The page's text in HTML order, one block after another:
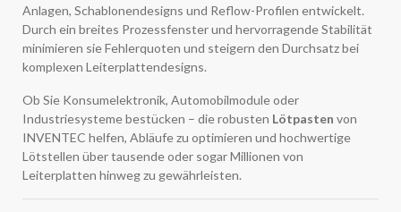
Anlagen, Schablonendesigns und Reflow-Profilen entwickelt.
Durch ein breites Prozessfenster und hervorragende Stabilität
minimieren sie Fehlerquoten und steigern den Durchsatz bei
komplexen Leiterplattendesigns.
Ob Sie Konsumelektronik, Automobilmodule oder
Industriesysteme bestücken – die robusten Lötpasten von
INVENTEC helfen, Abläufe zu optimieren und hochwertige
Lötstellen über tausende oder sogar Millionen von
Leiterplatten hinweg zu gewährleisten.